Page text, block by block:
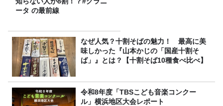
ータ の最前線
なぜ人気？十割そばの魅力！ 最高に美
味しかった『山本かじの「国産十割そ
ば」』とは？【十割そば10種食べ比べ】
令和8年度「TBSこども音楽コンクー
ル」横浜地区大会レポート